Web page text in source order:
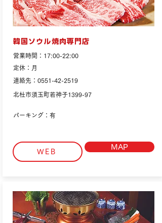
韓国ソウル焼肉専門店
営業時間：17:00-22:00
定休：月
連絡先：0551-42-2519
北杜市須玉町若神子1399-97
パーキング：有
WEB
MAP